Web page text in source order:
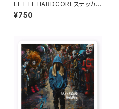
LET IT HARDCOREステッカ
ー 1016-231109049
¥750